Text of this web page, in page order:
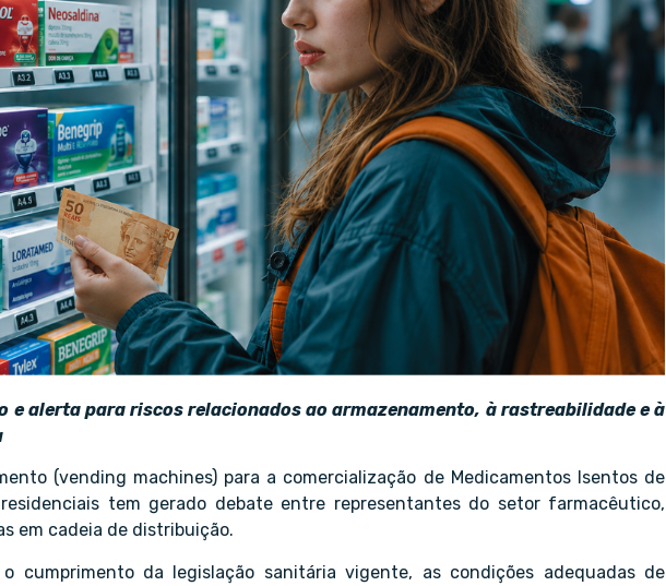
e alerta para riscos relacionados ao armazenamento, à rastreabilidade e à
(vending machines) para a comercialização de Medicamentos Isentos de
residenciais tem gerado debate entre representantes do setor farmacêutico,
em cadeia de distribuição.
cumprimento da legislação sanitária vigente, as condições adequadas de